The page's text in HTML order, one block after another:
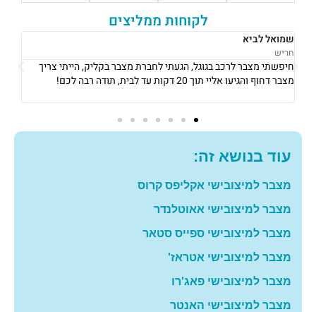
לקוחות ממליצים
רבקה לוי
נתניה
אני גרה בנתניה, אני פשוט הייתי חייבת מצבר כדי לצאת לעבודה ב8
בבוקר, הגיעו אליי תוך 10 דקות והחליפו לי מצבר עם מחיר מאוד הוגן!
עוד בנושא זה:
מצבר למיצובישי אקליפס קרוס
מצבר למיצובישי אאוטלנדר
מצבר למיצובישי ספייס סטאר
מצבר למיצובישי אטראז'
מצבר למיצובישי פאג'רו
מצבר למיצובישי האנטר